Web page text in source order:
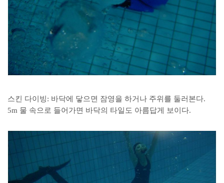
스킨 다이빙: 바닥에 닿으면 잠영을 하거나 주위를 둘러본다.
5m 물 속으로 들어가면 바닥의 타일도 아름답게 보이다.